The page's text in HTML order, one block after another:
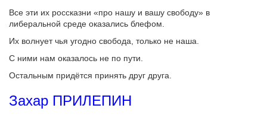
Все эти их россказни «про нашу и вашу свободу» в
либеральной среде оказались блефом.
Их волнует чья угодно свобода, только не наша.
С ними нам оказалось не по пути.
Остальным придётся принять друг друга.
Захар ПРИЛЕПИН